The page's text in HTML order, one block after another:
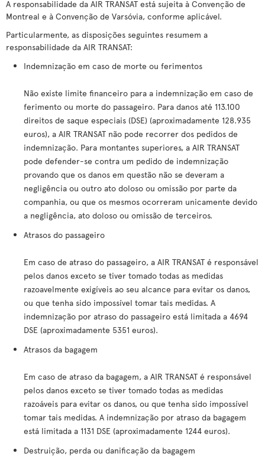
A responsabilidade da AIR TRANSAT está sujeita à Convenção de
Montreal e à Convenção de Varsóvia, conforme aplicável.
Particularmente, as disposições seguintes resumem a
responsabilidade da AIR TRANSAT:
Indemnização em caso de morte ou ferimentos
Não existe limite financeiro para a indemnização em caso de
ferimento ou morte do passageiro. Para danos até 113.100
direitos de saque especiais (DSE) (aproximadamente 128.935
euros), a AIR TRANSAT não pode recorrer dos pedidos de
indemnização. Para montantes superiores, a AIR TRANSAT
pode defender-se contra um pedido de indemnização
provando que os danos em questão não se deveram a
negligência ou outro ato doloso ou omissão por parte da
companhia, ou que os mesmos ocorreram unicamente devido
a negligência, ato doloso ou omissão de terceiros.
Atrasos do passageiro
Em caso de atraso do passageiro, a AIR TRANSAT é responsável
pelos danos exceto se tiver tomado todas as medidas
razoavelmente exigíveis ao seu alcance para evitar os danos,
ou que tenha sido impossível tomar tais medidas. A
indemnização por atraso do passageiro está limitada a 4694
DSE (aproximadamente 5351 euros).
Atrasos da bagagem
Em caso de atraso da bagagem, a AIR TRANSAT é responsável
pelos danos exceto se tiver tomado todas as medidas
razoáveis para evitar os danos, ou que tenha sido impossível
tomar tais medidas. A indemnização por atraso da bagagem
está limitada a 1131 DSE (aproximadamente 1244 euros).
Destruição, perda ou danificação da bagagem